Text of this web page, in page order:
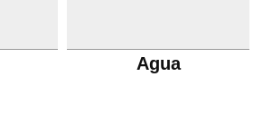
Agua